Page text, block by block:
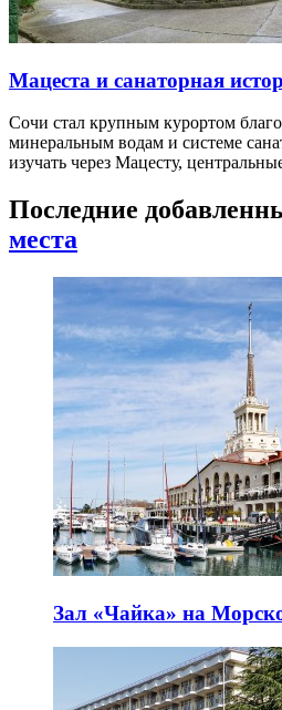
Мацеста и санаторная
Сочи стал крупным курортом
минеральным водам и системе
изучать через Мацесту,
Последние
места
Зал «Чайка» на